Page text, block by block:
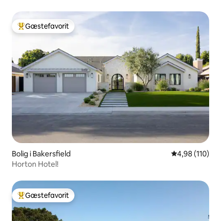
Bedste gæstefavorit
Gæstefavorit
Bolig i Bakersfield 4,98 ud af 5 i
4,98 (110)
Horton Hotel!
Bedste gæstefavorit
Gæstefavorit